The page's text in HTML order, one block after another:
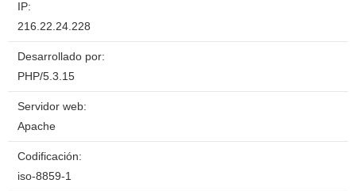
IP:
216.22.24.228
Desarrollado por:
PHP/5.3.15
Servidor web:
Apache
Codificación:
iso-8859-1